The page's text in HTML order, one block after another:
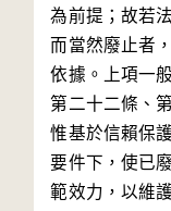
為前提；故若
而當然廢止者
依據。上項一
第二十二條、
惟基於信賴保
要件下，使已
範效力，以維